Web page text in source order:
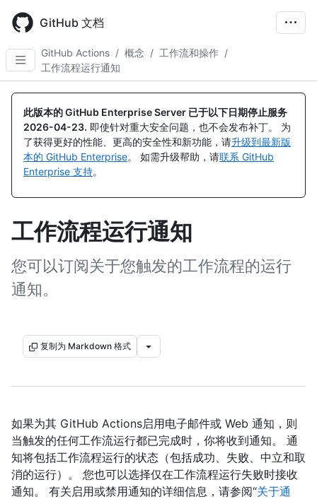
main
content
GitHub 文档
GitHub Actions / 概念 / 工作流和操作 /
工作流程运行通知
此版本的 GitHub Enterprise Server 已于以下日期停止服务
2026-04-23. 即使针对重大安全问题，也不会发布补丁。 为
了获得更好的性能、更高的安全性和新功能，请升级到最新版
本的 GitHub Enterprise。 如需升级帮助，请联系 GitHub
Enterprise 支持。
工作流程运行通知
您可以订阅关于您触发的工作流程的运行
通知。
复制为 Markdown 格式
如果为其 GitHub Actions启用电子邮件或 Web 通知，则
当触发的任何工作流运行都已完成时，你将收到通知。 通
知将包括工作流程运行的状态（包括成功、失败、中立和取
消的运行）。 您也可以选择仅在工作流程运行失败时接收
通知。 有关启用或禁用通知的详细信息，请参阅“关于通